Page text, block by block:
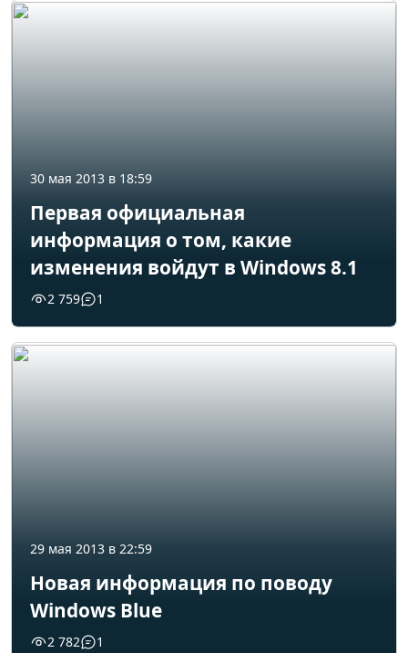
30 мая 2013 в 18:59
Первая официальная
информация о том, какие
изменения войдут в Windows 8.1
2 759 1
29 мая 2013 в 22:59
Новая информация по поводу
Windows Blue
2 782 1